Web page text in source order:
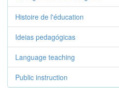
Histoire de l'éducation
Ideias pedagógicas
Language teaching
Public instruction